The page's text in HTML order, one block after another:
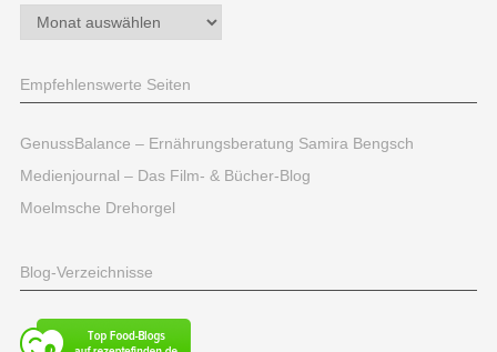
Archiv
Empfehlenswerte Seiten
GenussBalance – Ernährungsberatung Samira Bengsch
Medienjournal – Das Film- & Bücher-Blog
Moelmsche Drehorgel
Blog-Verzeichnisse